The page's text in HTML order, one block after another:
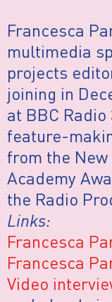
Francesca
multimedia
projects
joining in
at BBC
feature-
from the New
Academy
the Radio
Links:
Francesca
Francesca
Video